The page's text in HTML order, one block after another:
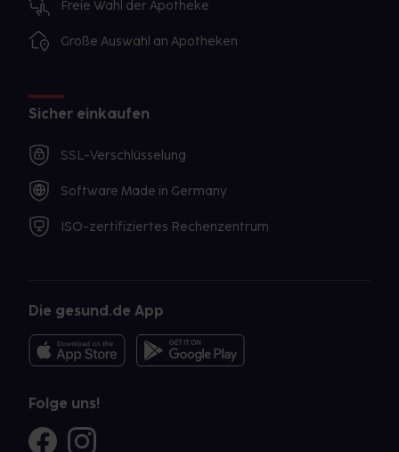
Freie Wahl der Apotheke
Große Auswahl an Apotheken
Sicher einkaufen
SSL-Verschlüsselung
Software Made in Germany
ISO-zertifiziertes Rechenzentrum
Die gesund.de App
Folge uns!